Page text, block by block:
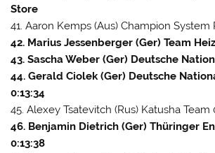
Store
41. Aaron Kemps (Aus) Champion System
42. Marius Jessenberger (Ger) Team
43. Sascha Weber (Ger) Deutsche
44. Gerald Ciolek (Ger) Deutsche
0:13:34
45. Alexey Tsatevitch (Rus) Katusha Team
46. Benjamin Dietrich (Ger) Thüringer
0:13:38